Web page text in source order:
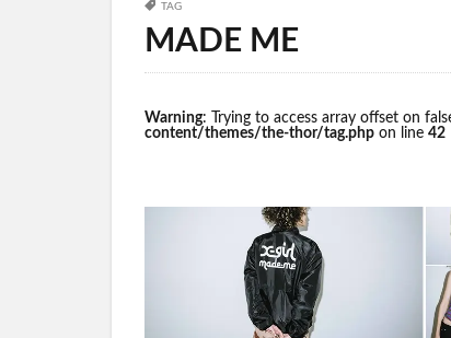
TAG
MADE ME
Warning: Trying to access array offset on
content/themes/the-thor/tag.php on line 42